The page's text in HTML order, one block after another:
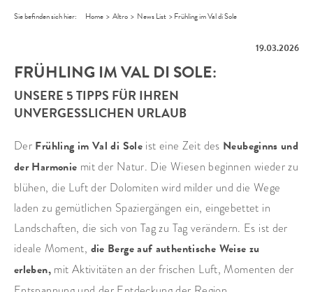
Sie befinden sich hier: Home > Altro > News List >Frühling im Val di Sole
19.03.2026
FRÜHLING IM VAL DI SOLE:
UNSERE 5 TIPPS FÜR IHREN
UNVERGESSLICHEN URLAUB
Der Frühling im Val di Sole ist eine Zeit des Neubeginns und
der Harmonie mit der Natur. Die Wiesen beginnen wieder zu
blühen, die Luft der Dolomiten wird milder und die Wege
laden zu gemütlichen Spaziergängen ein, eingebettet in
Landschaften, die sich von Tag zu Tag verändern. Es ist der
ideale Moment, die Berge auf authentische Weise zu
erleben, mit Aktivitäten an der frischen Luft, Momenten der